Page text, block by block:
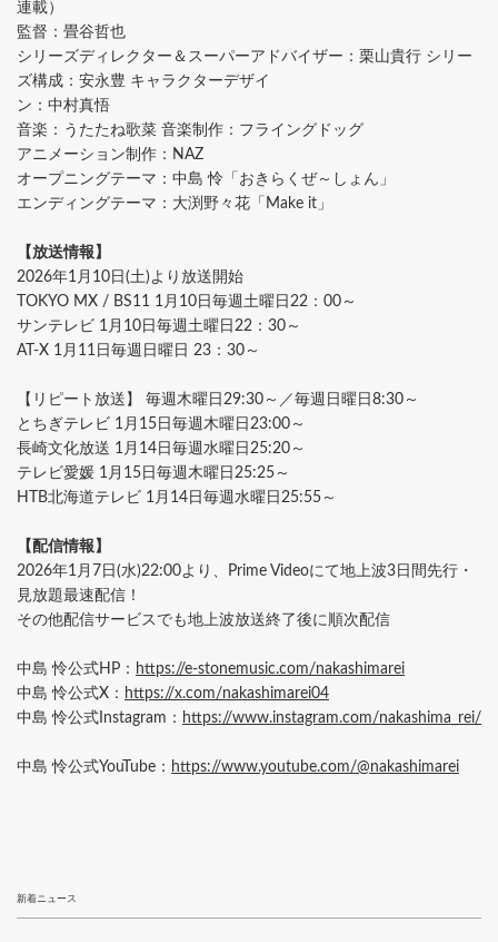
連載）
監督：畳谷哲也
シリーズディレクター＆スーパーアドバイザー：栗山貴行 シリー
ズ構成：安永豊 キャラクターデザイ
ン：中村真悟
音楽：うたたね歌菜 音楽制作：フライングドッグ
アニメーション制作：NAZ
オープニングテーマ：中島 怜「おきらくぜ～しょん」
エンディングテーマ：大渕野々花「Make it」
【放送情報】
2026年1月10日(土)より放送開始
TOKYO MX / BS11 1月10日毎週土曜日22：00～
サンテレビ 1月10日毎週土曜日22：30～
AT-X 1月11日毎週日曜日 23：30～
【リピート放送】 毎週木曜日29:30～／毎週日曜日8:30～
とちぎテレビ 1月15日毎週木曜日23:00～
長崎文化放送 1月14日毎週水曜日25:20～
テレビ愛媛 1月15日毎週木曜日25:25～
HTB北海道テレビ 1月14日毎週水曜日25:55～
【配信情報】
2026年1月7日(水)22:00より、Prime Videoにて地上波3日間先行・
見放題最速配信！
その他配信サービスでも地上波放送終了後に順次配信
中島 怜公式HP： https://e-stonemusic.com/nakashimarei
中島 怜公式X： https://x.com/nakashimarei04
中島 怜公式Instagram： https://www.instagram.com/nakashima_rei/
中島 怜公式YouTube： https://www.youtube.com/@nakashimarei
新着ニュース